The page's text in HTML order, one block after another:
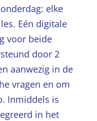
elke
Eén digitale
voor beide
door 2
aanwezig in de
vragen en om
Inmiddels is
in het